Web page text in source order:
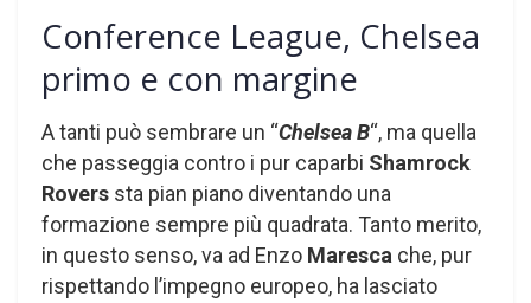
Conference League, Chelsea
primo e con margine
A tanti può sembrare un “Chelsea B“, ma quella
che passeggia contro i pur caparbi Shamrock
Rovers sta pian piano diventando una
formazione sempre più quadrata. Tanto merito,
in questo senso, va ad Enzo Maresca che, pur
rispettando l’impegno europeo, ha lasciato